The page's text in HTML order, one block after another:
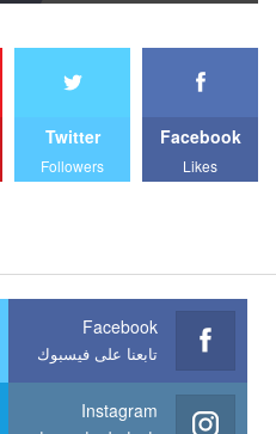
Facebook
Likes
Twitter
Followers
Facebook
تابعنا على فيسبوك
Instagram